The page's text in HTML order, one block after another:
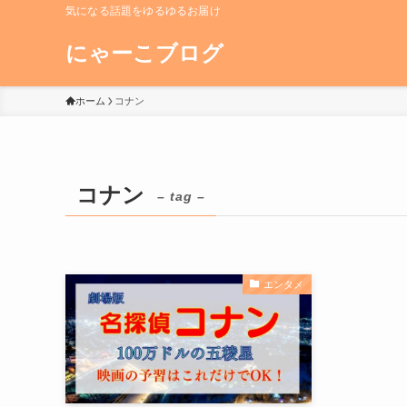
気になる話題をゆるゆるお届け
にゃーこブログ
ホーム コナン
コナン – tag –
エンタメ